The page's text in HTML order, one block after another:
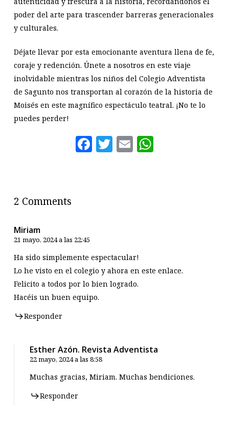
poder del arte para trascender barreras generacionales
y culturales.
Déjate llevar por esta emocionante aventura llena de fe,
coraje y redención. Únete a nosotros en este viaje
inolvidable mientras los niños del Colegio Adventista
de Sagunto nos transportan al corazón de la historia de
Moisés en este magnífico espectáculo teatral. ¡No te lo
puedes perder!
Facebook
Twitter
Email
2 Comments
Miriam
21 mayo, 2024 a las 22:45
Ha sido simplemente espectacular!
Lo he visto en el colegio y ahora en este enlace.
Felicito a todos por lo bien logrado.
Hacéis un buen equipo.
Responder
Esther Azón. Revista Adventista
22 mayo, 2024 a las 8:58
Muchas gracias, Miriam. Muchas bendiciones.
Responder